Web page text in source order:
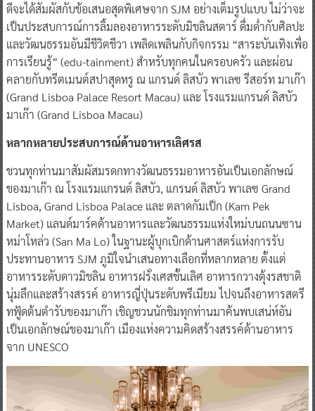
ดีจะได้สัมผัสกับข้อเสนอสุดพิเศษจาก SJM อย่างเต็มรูปแบบ ไม่ว่าจะ
เป็นประสบการณ์การลิ้มลองอาหารระดับมิชลินสตาร์ ดื่มด่ำกับศิลปะ
และวัฒนธรรมอันมีชีวิตชีวา เพลิดเพลินกับกิจกรรม “สาระบันเทิงเพื่อ
การเรียนรู้” (edu-tainment) สำหรับทุกคนในครอบครัว และผ่อน
คลายกับทรีตเมนต์สปาสุดหรู ณ แกรนด์ ลิสบัว พาเลซ รีสอร์ท มาเก๊า
(Grand Lisboa Palace Resort Macau) และ โรงแรมแกรนด์ ลิสบัว
มาเก๊า (Grand Lisboa Macau)
หลากหลายประสบการณ์ด้านอาหารเลิศรส
ชวนทุกท่านมาสัมผัสมรดกทางวัฒนธรรมอาหารอันเป็นเอกลักษณ์
ของมาเก๊า ณ โรงแรมแกรนด์ ลิสบัว, แกรนด์ ลิสบัว พาเลซ Grand
Lisboa, Grand Lisboa Palace และ ตลาดกัมเป็ก (Kam Pek
Market) แลนด์มาร์คด้านอาหารและวัฒนธรรมแห่งใหม่บนถนนซาน
หม่าโหล่ว (San Ma Lo) ในฐานะผู้บุกเบิกด้านศาสตร์แห่งการรับ
ประทานอาหาร SJM ภูมิใจนำเสนอทางเลือกที่หลากหลาย ตั้งแต่
อาหารระดับดาวมิชลิน อาหารฝรั่งเศสชั้นเลิศ อาหารกวางตุ้งรสชาติ
นุ่มลึกและสร้างสรรค์ อาหารญี่ปุ่นระดับพรีเมียม ไปจนถึงอาหารสตรี
ทฟู้ดต้นตำรับของมาเก๊า เชิญชวนนักชิมทุกท่านมาค้นพบเสน่ห์อัน
เป็นเอกลักษณ์ของมาเก๊า เมืองแห่งความคิดสร้างสรรค์ด้านอาหาร
จาก UNESCO